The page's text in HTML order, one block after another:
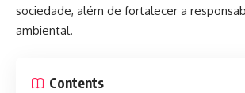
sociedade, além de fortalecer a
ambiental.
Contents